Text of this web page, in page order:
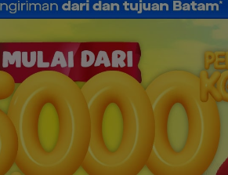
ASN Jadi
Batam,
Tekankan
Kinerja
ASITA Kepri Travel
Mart 2026 Siap
Promosikan Wisata
Lintas Destinasi di
Kepri